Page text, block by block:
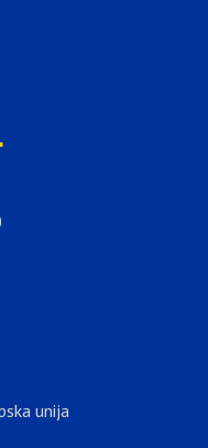
unija